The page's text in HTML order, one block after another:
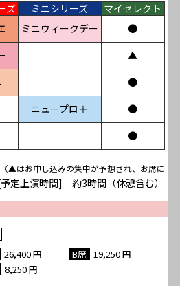
ズ ミニシリーズ
マイセレクト
ミニウィークデー
●
▲
●
ニュープロ＋
●
●
（▲はお申し込みの集中が予想され、お席に
定上演時間] 約3時間（休憩含む）
26,400
19,250
8,250